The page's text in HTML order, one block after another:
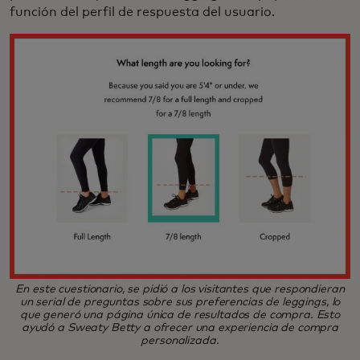
función del perfil de respuesta del usuario.
En este cuestionario, se pidió a los visitantes que respondieran
un serial de preguntas sobre sus preferencias de leggings, lo
que generó una página única de resultados de compra. Esto
ayudó a Sweaty Betty a ofrecer una experiencia de compra
personalizada.